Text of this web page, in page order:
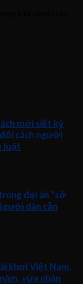
mới siết kỷ
cách người
luật
đại án “sở
dân cần
khơi Việt Nam,
vừa nhận